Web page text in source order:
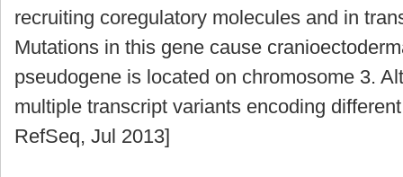
recruiting coregulatory molecules and in
Mutations in this gene cause
pseudogene is located on chromosome 3.
multiple transcript variants encoding
RefSeq, Jul 2013]